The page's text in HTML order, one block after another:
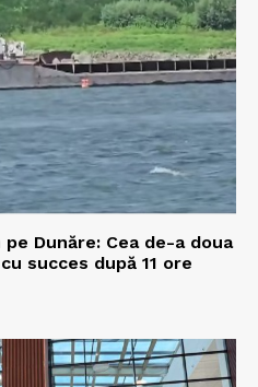
Dunăre: Cea de-a doua
succes după 11 ore